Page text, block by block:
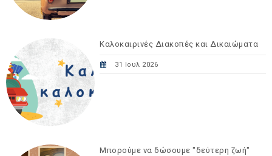
Καλοκαιρινές Διακοπές και Δικαιώματα
31 Ιουλ 2026
Μπορούμε να δώσουμε "δεύτερη ζωή"